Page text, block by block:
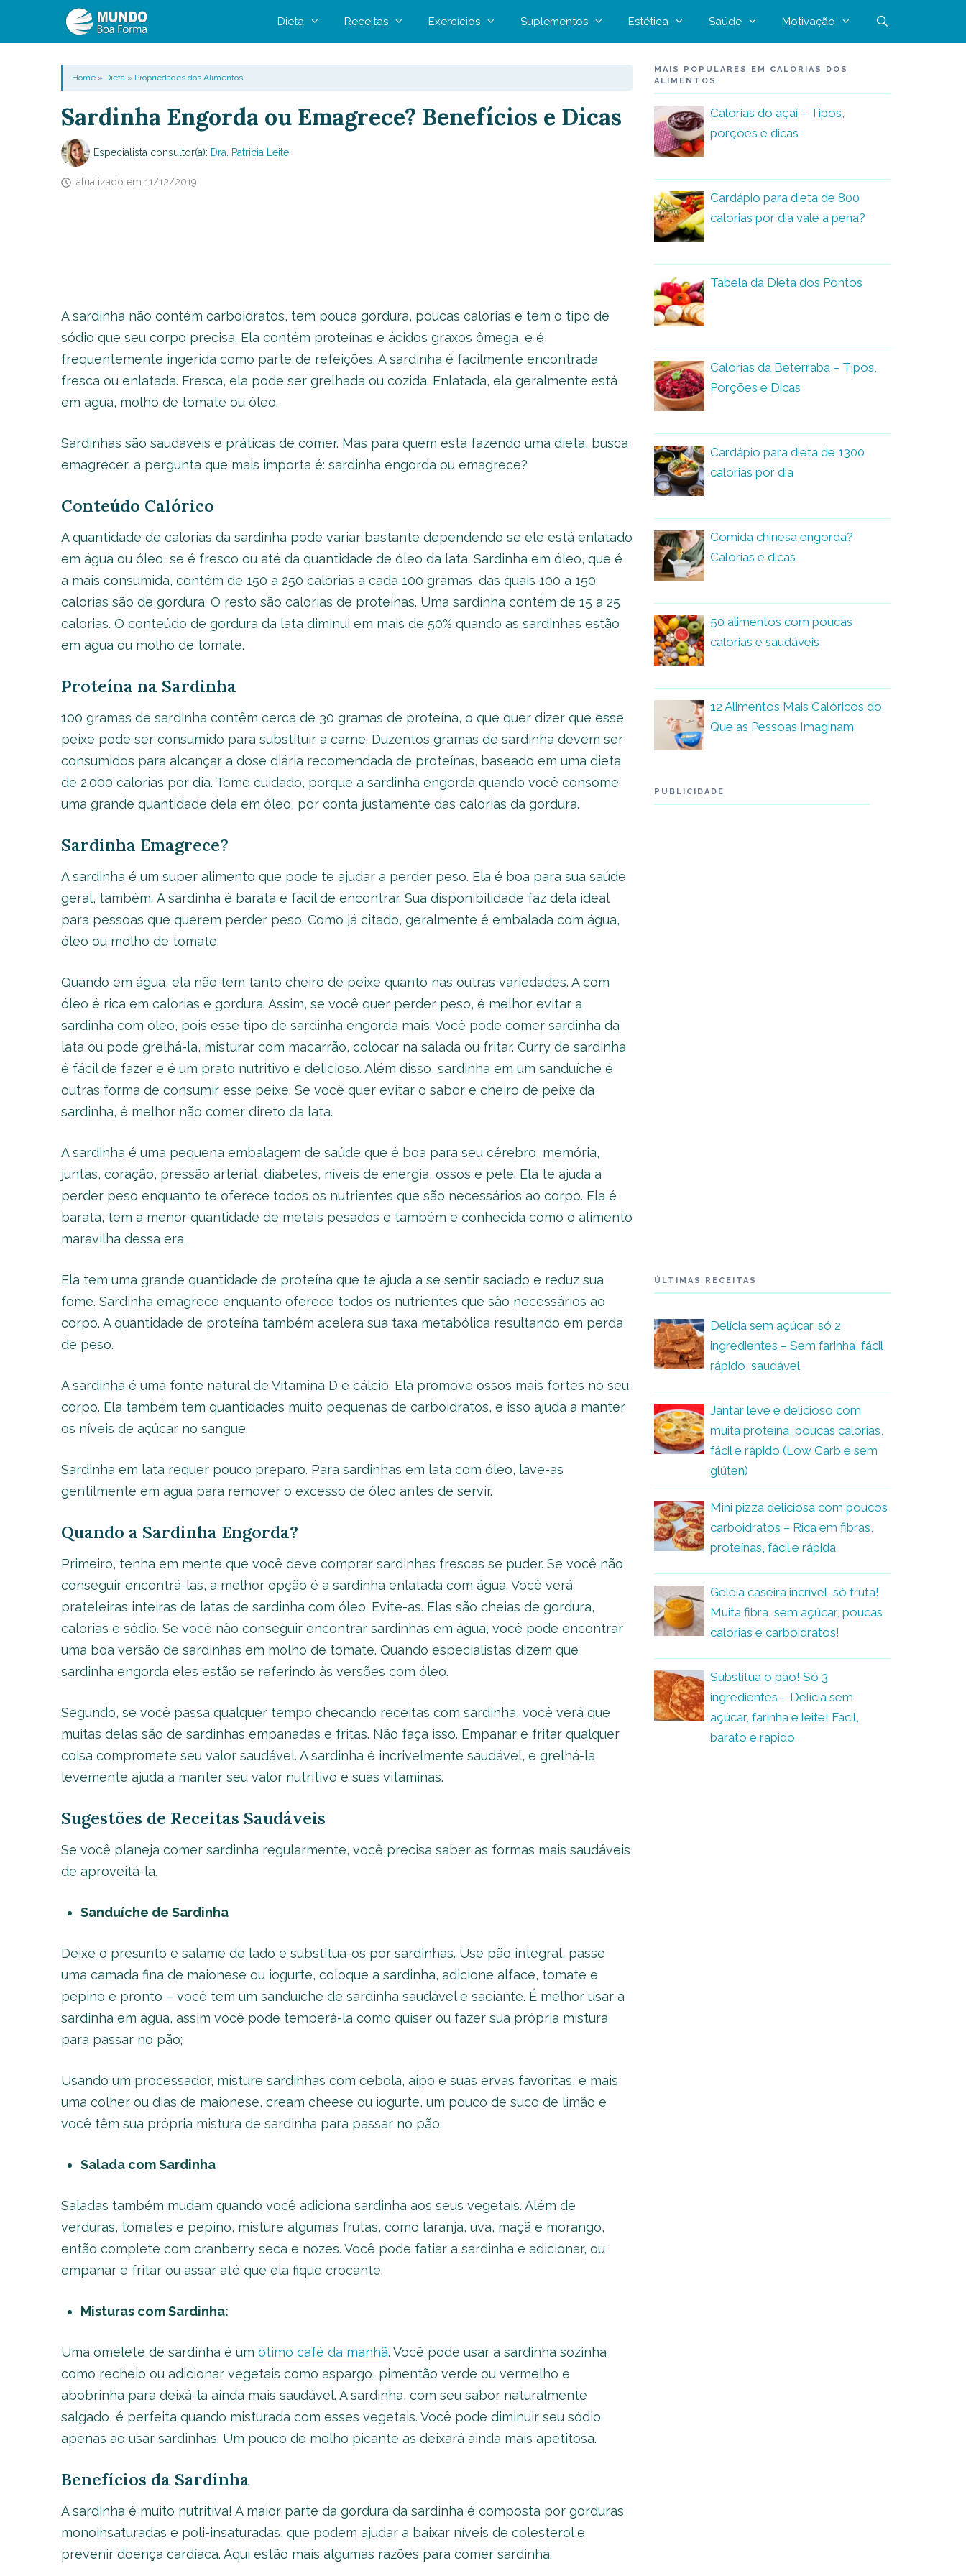
Dieta Receitas Exercícios Suplementos Estética Saúde Motivação
Home» Dieta» Propriedades dos Alimentos
Sardinha Engorda ou Emagrece? Benefícios e Dicas
Especialista consultor(a): Dra. Patricia Leite
atualizado em 11/12/2019
A sardinha não contém carboidratos, tem pouca gordura, poucas calorias e tem o tipo de
sódio que seu corpo precisa. Ela contém proteínas e ácidos graxos ômega, e é
frequentemente ingerida como parte de refeições. A sardinha é facilmente encontrada
fresca ou enlatada. Fresca, ela pode ser grelhada ou cozida. Enlatada, ela geralmente está
em água, molho de tomate ou óleo.
Sardinhas são saudáveis e práticas de comer. Mas para quem está fazendo uma dieta, busca
emagrecer, a pergunta que mais importa é: sardinha engorda ou emagrece?
Conteúdo Calórico
A quantidade de calorias da sardinha pode variar bastante dependendo se ele está enlatado
em água ou óleo, se é fresco ou até da quantidade de óleo da lata. Sardinha em óleo, que é
a mais consumida, contém de 150 a 250 calorias a cada 100 gramas, das quais 100 a 150
calorias são de gordura. O resto são calorias de proteínas. Uma sardinha contém de 15 a 25
calorias. O conteúdo de gordura da lata diminui em mais de 50% quando as sardinhas estão
em água ou molho de tomate.
Proteína na Sardinha
100 gramas de sardinha contêm cerca de 30 gramas de proteína, o que quer dizer que esse
peixe pode ser consumido para substituir a carne. Duzentos gramas de sardinha devem ser
consumidos para alcançar a dose diária recomendada de proteínas, baseado em uma dieta
de 2.000 calorias por dia. Tome cuidado, porque a sardinha engorda quando você consome
uma grande quantidade dela em óleo, por conta justamente das calorias da gordura.
Sardinha Emagrece?
A sardinha é um super alimento que pode te ajudar a perder peso. Ela é boa para sua saúde
geral, também. A sardinha é barata e fácil de encontrar. Sua disponibilidade faz dela ideal
para pessoas que querem perder peso. Como já citado, geralmente é embalada com água,
óleo ou molho de tomate.
Quando em água, ela não tem tanto cheiro de peixe quanto nas outras variedades. A com
óleo é rica em calorias e gordura. Assim, se você quer perder peso, é melhor evitar a
sardinha com óleo, pois esse tipo de sardinha engorda mais. Você pode comer sardinha da
lata ou pode grelhá-la, misturar com macarrão, colocar na salada ou fritar. Curry de sardinha
é fácil de fazer e é um prato nutritivo e delicioso. Além disso, sardinha em um sanduíche é
outras forma de consumir esse peixe. Se você quer evitar o sabor e cheiro de peixe da
sardinha, é melhor não comer direto da lata.
A sardinha é uma pequena embalagem de saúde que é boa para seu cérebro, memória,
juntas, coração, pressão arterial, diabetes, níveis de energia, ossos e pele. Ela te ajuda a
perder peso enquanto te oferece todos os nutrientes que são necessários ao corpo. Ela é
barata, tem a menor quantidade de metais pesados e também e conhecida como o alimento
maravilha dessa era.
Ela tem uma grande quantidade de proteína que te ajuda a se sentir saciado e reduz sua
fome. Sardinha emagrece enquanto oferece todos os nutrientes que são necessários ao
corpo. A quantidade de proteína também acelera sua taxa metabólica resultando em perda
de peso.
A sardinha é uma fonte natural de Vitamina D e cálcio. Ela promove ossos mais fortes no seu
corpo. Ela também tem quantidades muito pequenas de carboidratos, e isso ajuda a manter
os níveis de açúcar no sangue.
Sardinha em lata requer pouco preparo. Para sardinhas em lata com óleo, lave-as
gentilmente em água para remover o excesso de óleo antes de servir.
Quando a Sardinha Engorda?
Primeiro, tenha em mente que você deve comprar sardinhas frescas se puder. Se você não
conseguir encontrá-las, a melhor opção é a sardinha enlatada com água. Você verá
prateleiras inteiras de latas de sardinha com óleo. Evite-as. Elas são cheias de gordura,
calorias e sódio. Se você não conseguir encontrar sardinhas em água, você pode encontrar
uma boa versão de sardinhas em molho de tomate. Quando especialistas dizem que
sardinha engorda eles estão se referindo às versões com óleo.
Segundo, se você passa qualquer tempo checando receitas com sardinha, você verá que
muitas delas são de sardinhas empanadas e fritas. Não faça isso. Empanar e fritar qualquer
coisa compromete seu valor saudável. A sardinha é incrivelmente saudável, e grelhá-la
levemente ajuda a manter seu valor nutritivo e suas vitaminas.
Sugestões de Receitas Saudáveis
Se você planeja comer sardinha regularmente, você precisa saber as formas mais saudáveis
de aproveitá-la.
Sanduíche de Sardinha
Deixe o presunto e salame de lado e substitua-os por sardinhas. Use pão integral, passe
uma camada fina de maionese ou iogurte, coloque a sardinha, adicione alface, tomate e
pepino e pronto – você tem um sanduíche de sardinha saudável e saciante. É melhor usar a
sardinha em água, assim você pode temperá-la como quiser ou fazer sua própria mistura
para passar no pão;
Usando um processador, misture sardinhas com cebola, aipo e suas ervas favoritas, e mais
uma colher ou dias de maionese, cream cheese ou iogurte, um pouco de suco de limão e
você têm sua própria mistura de sardinha para passar no pão.
Salada com Sardinha
Saladas também mudam quando você adiciona sardinha aos seus vegetais. Além de
verduras, tomates e pepino, misture algumas frutas, como laranja, uva, maçã e morango,
então complete com cranberry seca e nozes. Você pode fatiar a sardinha e adicionar, ou
empanar e fritar ou assar até que ela fique crocante.
Misturas com Sardinha:
Uma omelete de sardinha é um ótimo café da manhã. Você pode usar a sardinha sozinha
como recheio ou adicionar vegetais como aspargo, pimentão verde ou vermelho e
abobrinha para deixá-la ainda mais saudável. A sardinha, com seu sabor naturalmente
salgado, é perfeita quando misturada com esses vegetais. Você pode diminuir seu sódio
apenas ao usar sardinhas. Um pouco de molho picante as deixará ainda mais apetitosa.
Benefícios da Sardinha
A sardinha é muito nutritiva! A maior parte da gordura da sardinha é composta por gorduras
monoinsaturadas e poli-insaturadas, que podem ajudar a baixar níveis de colesterol e
prevenir doença cardíaca. Aqui estão mais algumas razões para comer sardinha:
MAIS POPULARES EM CALORIAS DOS
ALIMENTOS
Calorias do açaí – Tipos,
porções e dicas
Cardápio para dieta de 800
calorias por dia vale a pena?
Tabela da Dieta dos Pontos
Calorias da Beterraba – Tipos,
Porções e Dicas
Cardápio para dieta de 1300
calorias por dia
Comida chinesa engorda?
Calorias e dicas
50 alimentos com poucas
calorias e saudáveis
12 Alimentos Mais Calóricos do
Que as Pessoas Imaginam
PUBLICIDADE
ÚLTIMAS RECEITAS
Delícia sem açúcar, só 2
ingredientes – Sem farinha, fácil,
rápido, saudável
Jantar leve e delicioso com
muita proteína, poucas calorias,
fácil e rápido (Low Carb e sem
glúten)
Mini pizza deliciosa com poucos
carboidratos – Rica em fibras,
proteínas, fácil e rápida
Geleia caseira incrível, só fruta!
Muita fibra, sem açúcar, poucas
calorias e carboidratos!
Substitua o pão! Só 3
ingredientes – Delícia sem
açúcar, farinha e leite! Fácil,
barato e rápido